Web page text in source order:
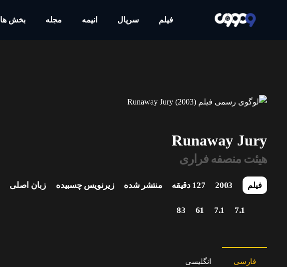
فیلم سریال انیمه مجله بخش ها
Runaway Jury
هیئت منصفه فراری
فیلم 2003 127 دقیقه منتشر شده زیرنویس چسبیده زبان اصلی
7.1
7.1
61
83
فارسی انگلیسی